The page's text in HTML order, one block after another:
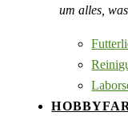
um alles,